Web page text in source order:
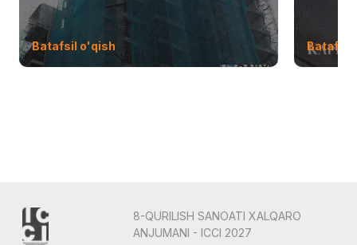
Batafsil o'qish Batafsil
8-QURILISH SANOATI XALQARO
ANJUMANI - ICCI 2027